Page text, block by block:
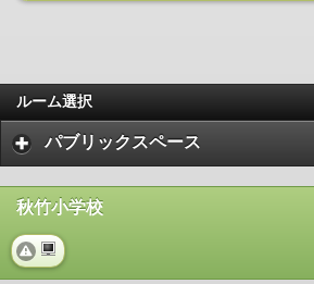
ルーム選択
パブリックスペース
秋竹小学校